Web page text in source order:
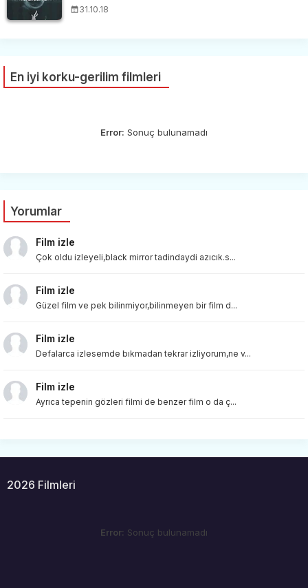
31.10.18
En iyi korku-gerilim filmleri
Error: Sonuç bulunamadı
Yorumlar
Film izle
Çok oldu izleyeli,black mirror tadindaydi azıcık.s...
Film izle
Güzel film ve pek bilinmiyor,bilinmeyen bir film d...
Film izle
Defalarca izlesemde bıkmadan tekrar izliyorum,ne v...
Film izle
Ayrıca tepenin gözleri filmi de benzer film o da ç...
2026 Filmleri
Error: Sonuç bulunamadı